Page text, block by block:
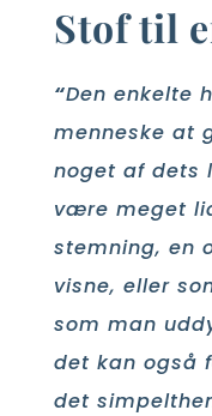
Stof til
“Den enkelte
menneske at
noget af dets
være meget
stemning, en
visne, eller
som man
det kan også
det